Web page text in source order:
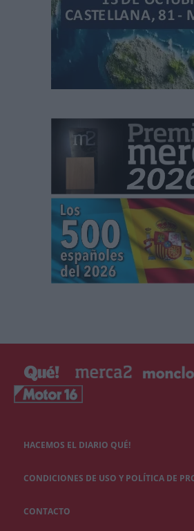
HACEMOS EL DIARIO QUÉ!
CONDICIONES DE USO Y POLÍTICA DE
CONTACTO